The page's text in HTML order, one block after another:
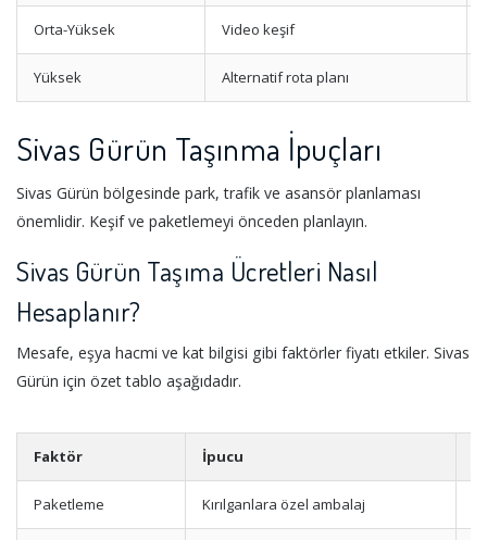
Orta-Yüksek Video keşif
Yüksek Alternatif rota planı
Sivas Gürün Taşınma İpuçları
Sivas Gürün bölgesinde park, trafik ve asansör planlaması
önemlidir. Keşif ve paketlemeyi önceden planlayın.
Sivas Gürün Taşıma Ücretleri Nasıl
Hesaplanır?
Mesafe, eşya hacmi ve kat bilgisi gibi faktörler fiyatı etkiler. Sivas
Gürün için özet tablo aşağıdadır.
Faktör İpucu
Paketleme Kırılganlara özel ambalaj